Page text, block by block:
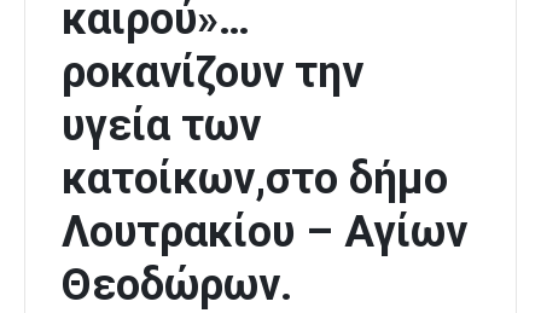
καιρού»…
ροκανίζουν την
υγεία των
κατοίκων,στο δήμο
Λουτρακίου – Αγίων
Θεοδώρων.